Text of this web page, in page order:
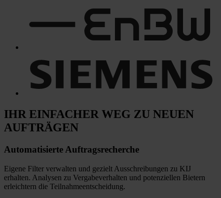
IHR EINFACHER WEG ZU NEUEN
AUFTRÄGEN
Automatisierte Auftragsrecherche
Eigene Filter verwalten und gezielt Ausschreibungen zu KIJ
erhalten. Analysen zu Vergabeverhalten und potenziellen Bietern
erleichtern die Teilnahmeentscheidung.